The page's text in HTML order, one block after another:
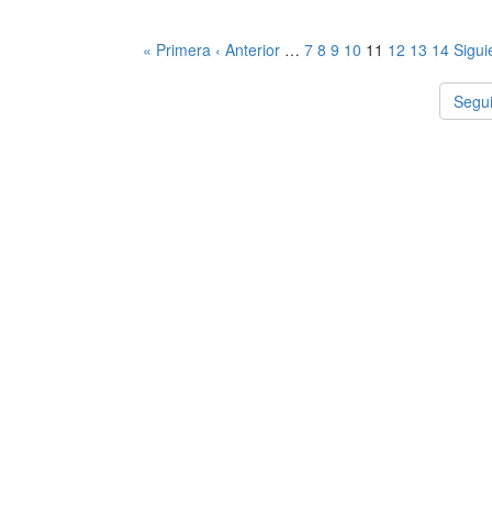
« Primera ‹ Anterior … 7 8 9 10 11 12 13 14